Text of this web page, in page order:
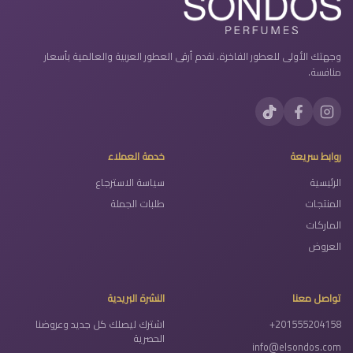
وجهتك الأولى للعطور الفاخرة. نقدم أرقى العطور العربية والعالمية بأسعار
منافسة.
روابط سريعة
الرئيسية
المنتجات
الماركات
العروض
خدمة العملاء
سياسة الاسترجاع
طلبات الجملة
تواصل معنا
+201555204158
info@elsondos.com
النشرة البريدية
اشترك ليصلك كل جديد وعروضنا
الحصرية